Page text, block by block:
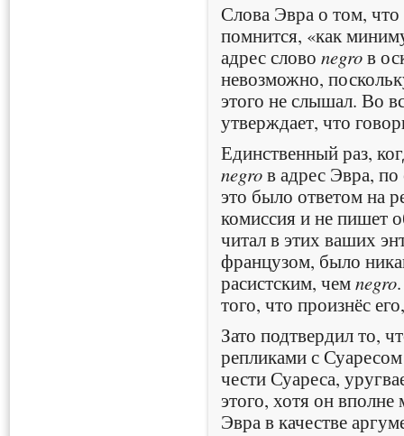
Слова Эвра о том,
помнится, «как
адрес словоnegroв
невозможно,
этого не слышал. Во
утверждает, что
Единственный раз,
negroв адрес Эвра,
это было ответом на
комиссия и не пишет
читал в этих ваших
французом, было
расистским, чемnegro
того, что произнёс
Зато подтвердил то,
репликами с
чести Суареса,
этого, хотя он вполне
Эвра в качестве